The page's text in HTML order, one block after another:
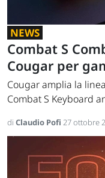
NEWS
Combat S
Cougar per
Cougar amplia la
Combat S Keyboard
di Claudio Pofi 27 ottobre